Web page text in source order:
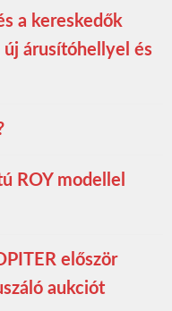
a kereskedők
árusítóhellyel és
ROY modellel
először
aukciót